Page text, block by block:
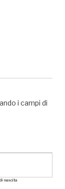
i campi di
nascita